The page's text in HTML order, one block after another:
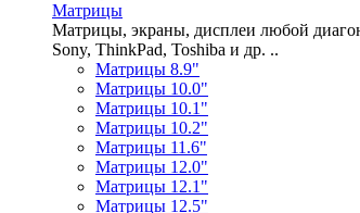
Матрицы
Матрицы, экраны, дисплеи любой
Sony, ThinkPad, Toshiba и др. ..
Матрицы 8.9"
Матрицы 10.0"
Матрицы 10.1"
Матрицы 10.2"
Матрицы 11.6"
Матрицы 12.0"
Матрицы 12.1"
Матрицы 12.5"